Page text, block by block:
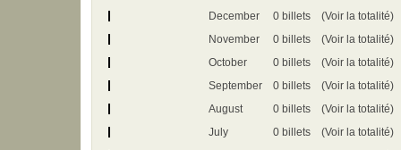
December 0 billets
(Voir la totalité)
November
0 billets
(Voir la totalité)
October
0 billets
(Voir la totalité)
September
0 billets
(Voir la totalité)
August
0 billets
(Voir la totalité)
July
0 billets
(Voir la totalité)